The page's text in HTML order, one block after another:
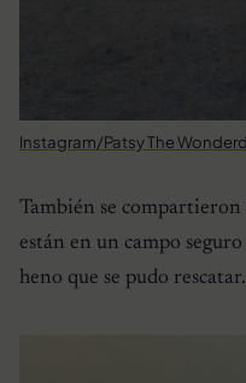
Instagram/Patsy The
También se compartieron
están en un campo
heno que se pudo rescatar.